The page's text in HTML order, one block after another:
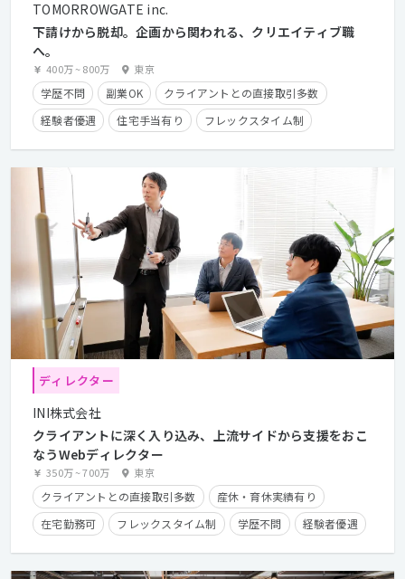
TOMORROWGATE inc.
下請けから脱却。企画から関われる、クリエイティブ職
へ。
400万~800万 東京
学歴不問 副業OK
クライアントとの直接取引多数
経験者優遇
住宅手当有り フレックスタイム制
ディレクター
INI株式会社
クライアントに深く入り込み、上流サイドから支援をおこ
なうWebディレクター
350万~700万 東京
クライアントとの直接取引多数
産休・育休実績有り
在宅勤務可
フレックスタイム制 学歴不問
経験者優遇
第二新卒歓迎